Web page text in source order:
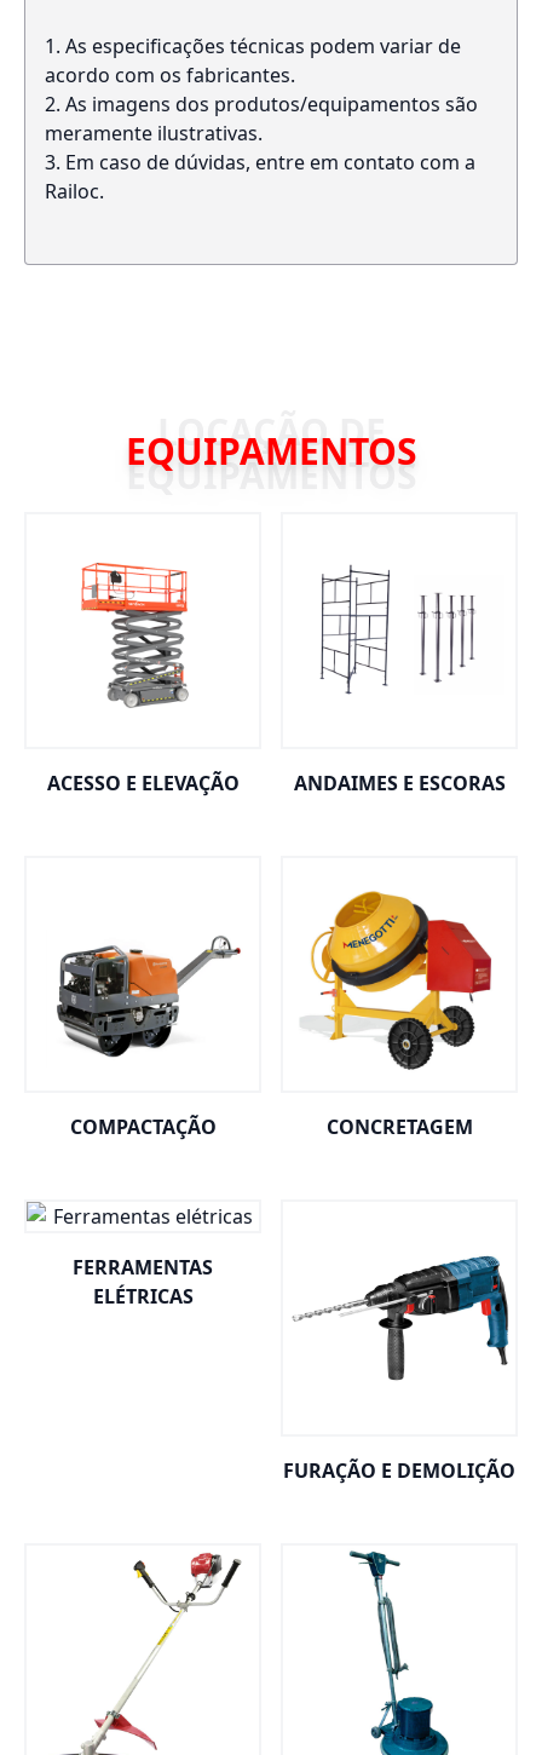
As especificações técnicas podem variar de
acordo com os fabricantes.
As imagens dos produtos/equipamentos são
meramente ilustrativas.
Em caso de dúvidas, entre em contato com a
Railoc.
EQUIPAMENTOS
ACESSO E ELEVAÇÃO ANDAIMES E ESCORAS
COMPACTAÇÃO CONCRETAGEM
FERRAMENTAS
ELÉTRICAS
FURAÇÃO E DEMOLIÇÃO